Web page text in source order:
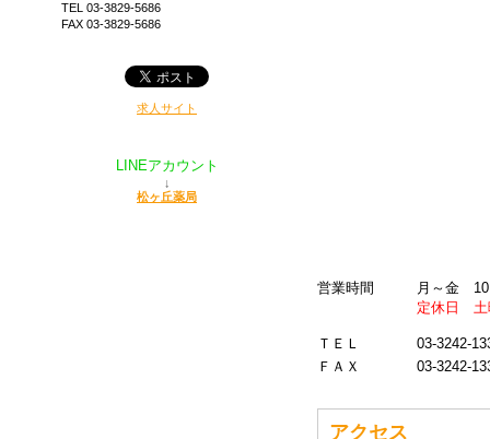
営業時間 月～金
定休日 土
ＴＥＬ 03-3242-
ＦＡＸ 03-3242-
アクセス
TEL 03-3829-5686
FAX 03-3829-5686
求人サイト
LINEアカウント
↓
松ヶ丘薬局